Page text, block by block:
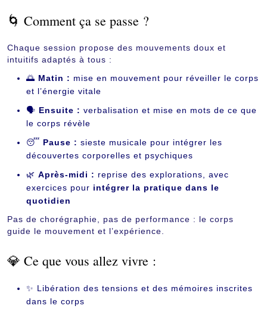
🌀 Comment ça se passe ?
Chaque session propose des mouvements doux et
intuitifs adaptés à tous :
🌅 Matin : mise en mouvement pour réveiller le corps
et l’énergie vitale
🗣 Ensuite : verbalisation et mise en mots de ce que
le corps révèle
😴 Pause : sieste musicale pour intégrer les
découvertes corporelles et psychiques
🌿 Après-midi : reprise des explorations, avec
exercices pour intégrer la pratique dans le
quotidien
Pas de chorégraphie, pas de performance : le corps
guide le mouvement et l’expérience.
💎 Ce que vous allez vivre :
✨ Libération des tensions et des mémoires inscrites
dans le corps